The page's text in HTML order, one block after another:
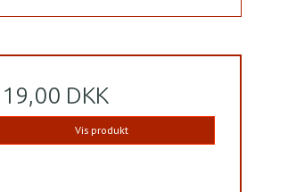
DKK
Vis produkt